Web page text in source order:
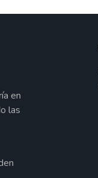
en
las